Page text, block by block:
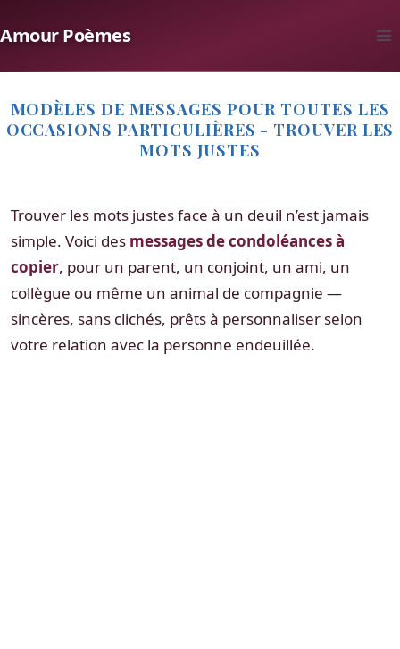
au
Amour Poèmes
MODÈLES DE MESSAGES POUR TOUTES LES
OCCASIONS PARTICULIÈRES - TROUVER LES
MOTS JUSTES
Trouver les mots justes face à un deuil n’est jamais
simple. Voici des messages de condoléances à
copier, pour un parent, un conjoint, un ami, un
collègue ou même un animal de compagnie —
sincères, sans clichés, prêts à personnaliser selon
votre relation avec la personne endeuillée.